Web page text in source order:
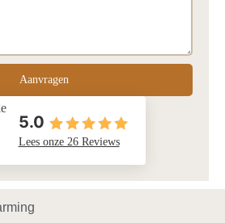
Aanvragen
5.0
Lees onze 26 Reviews